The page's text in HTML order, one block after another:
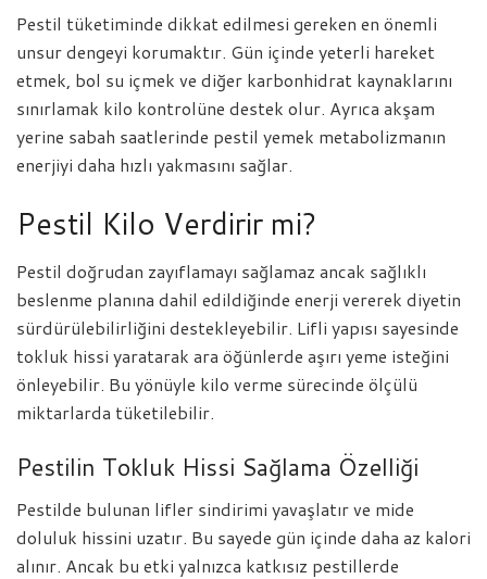
Pestil tüketiminde dikkat edilmesi gereken en önemli
unsur dengeyi korumaktır. Gün içinde yeterli hareket
etmek, bol su içmek ve diğer karbonhidrat kaynaklarını
sınırlamak kilo kontrolüne destek olur. Ayrıca akşam
yerine sabah saatlerinde pestil yemek metabolizmanın
enerjiyi daha hızlı yakmasını sağlar.
Pestil Kilo Verdirir mi?
Pestil doğrudan zayıflamayı sağlamaz ancak sağlıklı
beslenme planına dahil edildiğinde enerji vererek diyetin
sürdürülebilirliğini destekleyebilir. Lifli yapısı sayesinde
tokluk hissi yaratarak ara öğünlerde aşırı yeme isteğini
önleyebilir. Bu yönüyle kilo verme sürecinde ölçülü
miktarlarda tüketilebilir.
Pestilin Tokluk Hissi Sağlama Özelliği
Pestilde bulunan lifler sindirimi yavaşlatır ve mide
doluluk hissini uzatır. Bu sayede gün içinde daha az kalori
alınır. Ancak bu etki yalnızca katkısız pestillerde